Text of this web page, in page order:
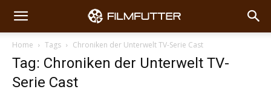
Home Tags Chroniken der Unterwelt TV-Serie Cast
Tag: Chroniken der Unterwelt TV-
Serie Cast